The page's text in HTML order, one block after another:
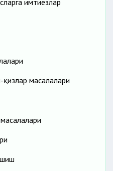
имтиёзлар
қизлар масалалари